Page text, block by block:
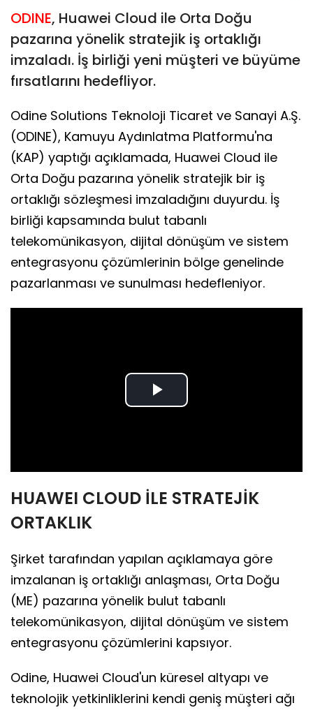
ODINE, Huawei Cloud ile Orta Doğu
pazarına yönelik stratejik iş ortaklığı
imzaladı. İş birliği yeni müşteri ve büyüme
fırsatlarını hedefliyor.
Odine Solutions Teknoloji Ticaret ve Sanayi A.Ş.
(ODINE), Kamuyu Aydınlatma Platformu'na
(KAP) yaptığı açıklamada, Huawei Cloud ile
Orta Doğu pazarına yönelik stratejik bir iş
ortaklığı sözleşmesi imzaladığını duyurdu. İş
birliği kapsamında bulut tabanlı
telekomünikasyon, dijital dönüşüm ve sistem
entegrasyonu çözümlerinin bölge genelinde
pazarlanması ve sunulması hedefleniyor.
Play
HUAWEI CLOUD İLE STRATEJİK
ORTAKLIK
Şirket tarafından yapılan açıklamaya göre
imzalanan iş ortaklığı anlaşması, Orta Doğu
(ME) pazarına yönelik bulut tabanlı
telekomünikasyon, dijital dönüşüm ve sistem
entegrasyonu çözümlerini kapsıyor.
Odine, Huawei Cloud'un küresel altyapı ve
teknolojik yetkinliklerini kendi geniş müşteri ağı